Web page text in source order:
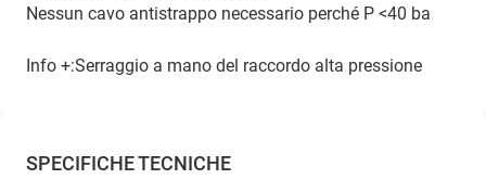
Nessun cavo antistrappo necessario perché P <40 ba
Info +:Serraggio a mano del raccordo alta pressione
SPECIFICHE TECNICHE